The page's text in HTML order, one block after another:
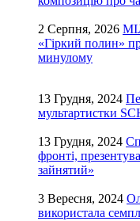
2 Серпня, 2026
«Гіркий полин»
минулому
13 Грудня, 2024
мультартистки
13 Грудня, 2024
фронті,
зайнятий»
3 Вересня, 2024
використала